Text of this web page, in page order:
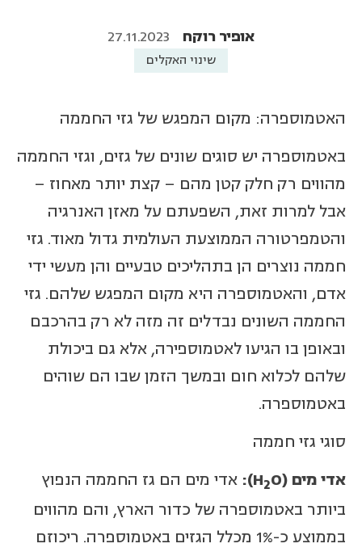
אופיר רוקח 27.11.2023
שינוי האקלים
האטמוספרה: מקום המפגש של גזי החממה
באטמוספרה יש סוגים שונים של גזים, וגזי החממה
מהווים רק חלק קטן מהם – קצת יותר מאחוז –
אבל למרות זאת, השפעתם על מאזן האנרגיה
והטמפרטורה הממוצעת העולמית גדול מאוד. גזי
חממה נוצרים הן בתהליכים טבעיים והן מעשי ידי
אדם, והאטמוספרה היא מקום המפגש שלהם. גזי
החממה השונים נבדלים זה מזה לא רק בהרכבם
ובאופן בו הגיעו לאטמוספירה, אלא גם ביכולת
שלהם לכלוא חום ובמשך הזמן שבו הם שוהים
באטמוספרה.
סוגי גזי חממה
אדי מים (
H2O
)
: אדי מים הם גז החממה הנפוץ
ביותר באטמוספרה של כדור הארץ, והם מהווים
בממוצע כ-1% מכלל הגזים באטמוספרה. ריכוזם